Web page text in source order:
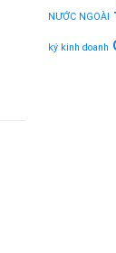
NƯỚC NGOÀI
ký kinh doanh